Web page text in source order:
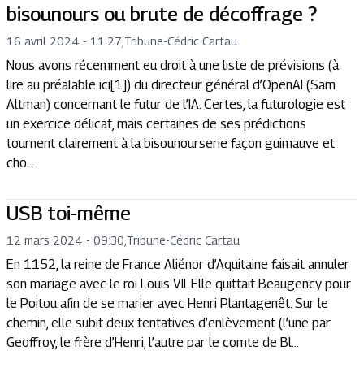
bisounours ou brute de décoffrage ?
16 avril 2024 - 11:27 Tribune-Cédric Cartau
Nous avons récemment eu droit à une liste de prévisions (à
lire au préalable ici[1]) du directeur général d’OpenAI (Sam
Altman) concernant le futur de l’IA. Certes, la futurologie est
un exercice délicat, mais certaines de ses prédictions
tournent clairement à la bisounourserie façon guimauve et
cho...
USB toi-même
12 mars 2024 - 09:30 Tribune-Cédric Cartau
En 1152, la reine de France Aliénor d’Aquitaine faisait annuler
son mariage avec le roi Louis VII. Elle quittait Beaugency pour
le Poitou afin de se marier avec Henri Plantagenêt. Sur le
chemin, elle subit deux tentatives d’enlèvement (l’une par
Geoffroy, le frère d’Henri, l’autre par le comte de Bl...